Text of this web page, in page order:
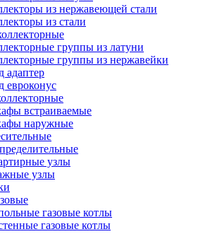
из нержавеющей стали
из стали
группы из латуни
группы из нержавейки
адаптер
евроконус
встраиваемые
наружные
узлы
узлы
газовые котлы
газовые котлы